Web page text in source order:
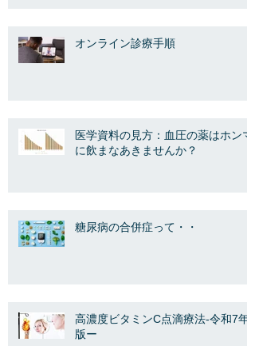
オンライン診療手順
医学資料の見方：血圧の薬はホンマ
に飲まなあきませんか？
糖尿病の合併症って・・
高濃度ビタミンC点滴療法-令和7年
版ー